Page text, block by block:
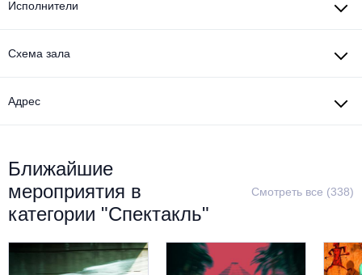
Металл
Исполнители
Схема зала
Адрес
Ближайшие
мероприятия в
категории "Спектакль"
Смотреть все (338)